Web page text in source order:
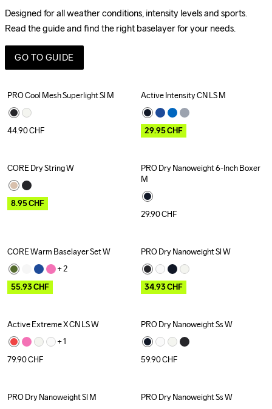
Designed for all weather conditions, intensity levels and sports.
Read the guide and find the right baselayer for your needs.
GO TO GUIDE
PRO Cool Mesh Superlight Sl M
44.90CHF
Outlet
Active Intensity CN LS M
29.95CHF
Outlet
CORE Dry String W
8.95CHF
Recycled
PRO Dry Nanoweight 6-Inch Boxer
M
29.90CHF
Outlet
CORE Warm Baselayer Set W
+ 2
55.93CHF
Outlet Recycled
PRO Dry Nanoweight Sl W
34.93CHF
Active Extreme X CN LS W
+ 1
79.90CHF
PRO Dry Nanoweight Ss W
59.90CHF
Recycled
PRO Dry Nanoweight Sl M PRO Dry Nanoweight Ss W